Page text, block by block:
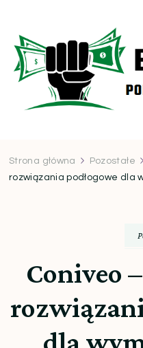
Strona główna Pozostałe
rozwiązania podłogowe dla
Coniveo